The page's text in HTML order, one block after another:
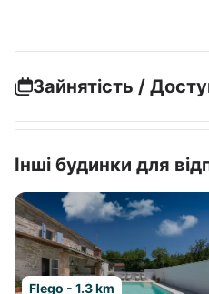
Зайнятість /
Інші будинки для
Flego - 1.3 km